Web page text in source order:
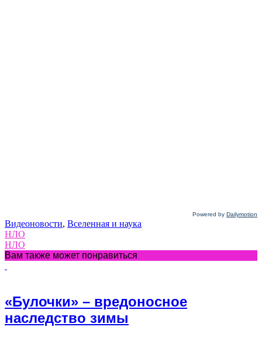
Powered by Dailymotion
Видеоновости, Вселенная и наука
НЛО
НЛО
Вам также может понравиться
«Булочки» – вредоносное
наследство зимы